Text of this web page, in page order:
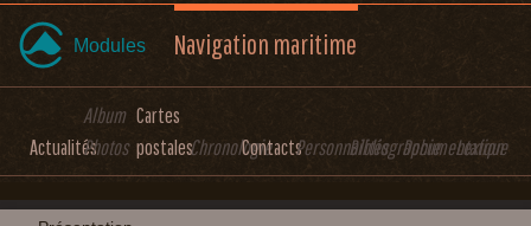
Modules Navigation maritime
Actualités
Album
Photos
Cartes
postalesChronologieContactsPersonnalitésBibliographieDocumentation
Lexique